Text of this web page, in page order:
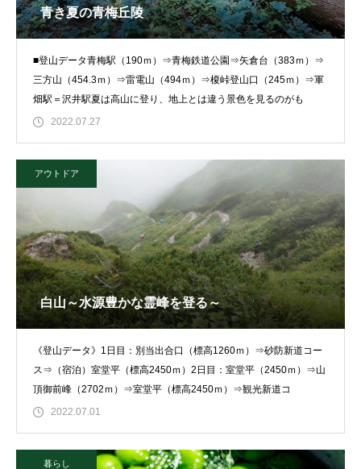
青き夏の青梅丘陵
■登山データ青梅駅（190ｍ）⇒青梅鉄道公園⇒矢倉台（383ｍ）⇒
三方山（454.3ｍ）⇒雷電山（494ｍ）⇒榎峠登山口（245ｍ）⇒軍
畑駅＝沢井駅夏は高山に登り、地上とは違う景色を見るのがも
2022.07.27
アウトドア
白山～水源豊かな霊峰を登る～
《登山データ》1日目：別当出合口（標高1260ｍ）⇒砂防新道コー
ス⇒（宿泊）室堂平（標高2450ｍ）2日目：室堂平（2450ｍ）⇒山
頂御前峰（2702ｍ）⇒室堂平（標高2450ｍ）⇒観光新道コ
2022.07.01
暮らし